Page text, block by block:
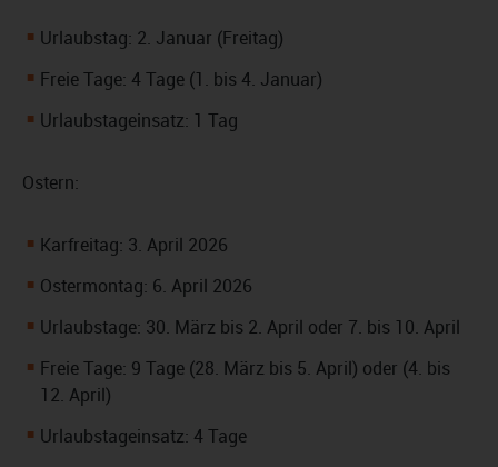
Urlaubstag: 2. Januar (Freitag)
Freie Tage: 4 Tage (1. bis 4. Januar)
Urlaubstageinsatz: 1 Tag
Ostern:
Karfreitag: 3. April 2026
Ostermontag: 6. April 2026
Urlaubstage: 30. März bis 2. April oder 7. bis 10. April
Freie Tage: 9 Tage (28. März bis 5. April) oder (4. bis
12. April)
Urlaubstageinsatz: 4 Tage